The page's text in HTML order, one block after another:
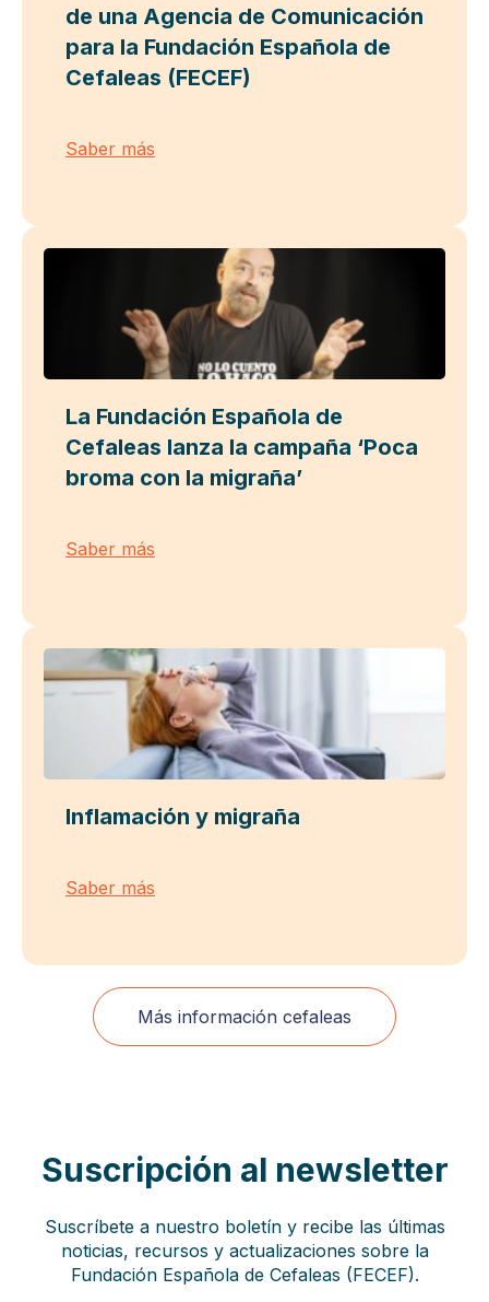
de una Agencia de Comunicación
para la Fundación Española de
Cefaleas (FECEF)
Saber más
La Fundación Española de
Cefaleas lanza la campaña ‘Poca
broma con la migraña’
Saber más
Inflamación y migraña
Saber más
Más información cefaleas
Suscripción al newsletter
Suscríbete a nuestro boletín y recibe las últimas
noticias, recursos y actualizaciones sobre la
Fundación Española de Cefaleas (FECEF).